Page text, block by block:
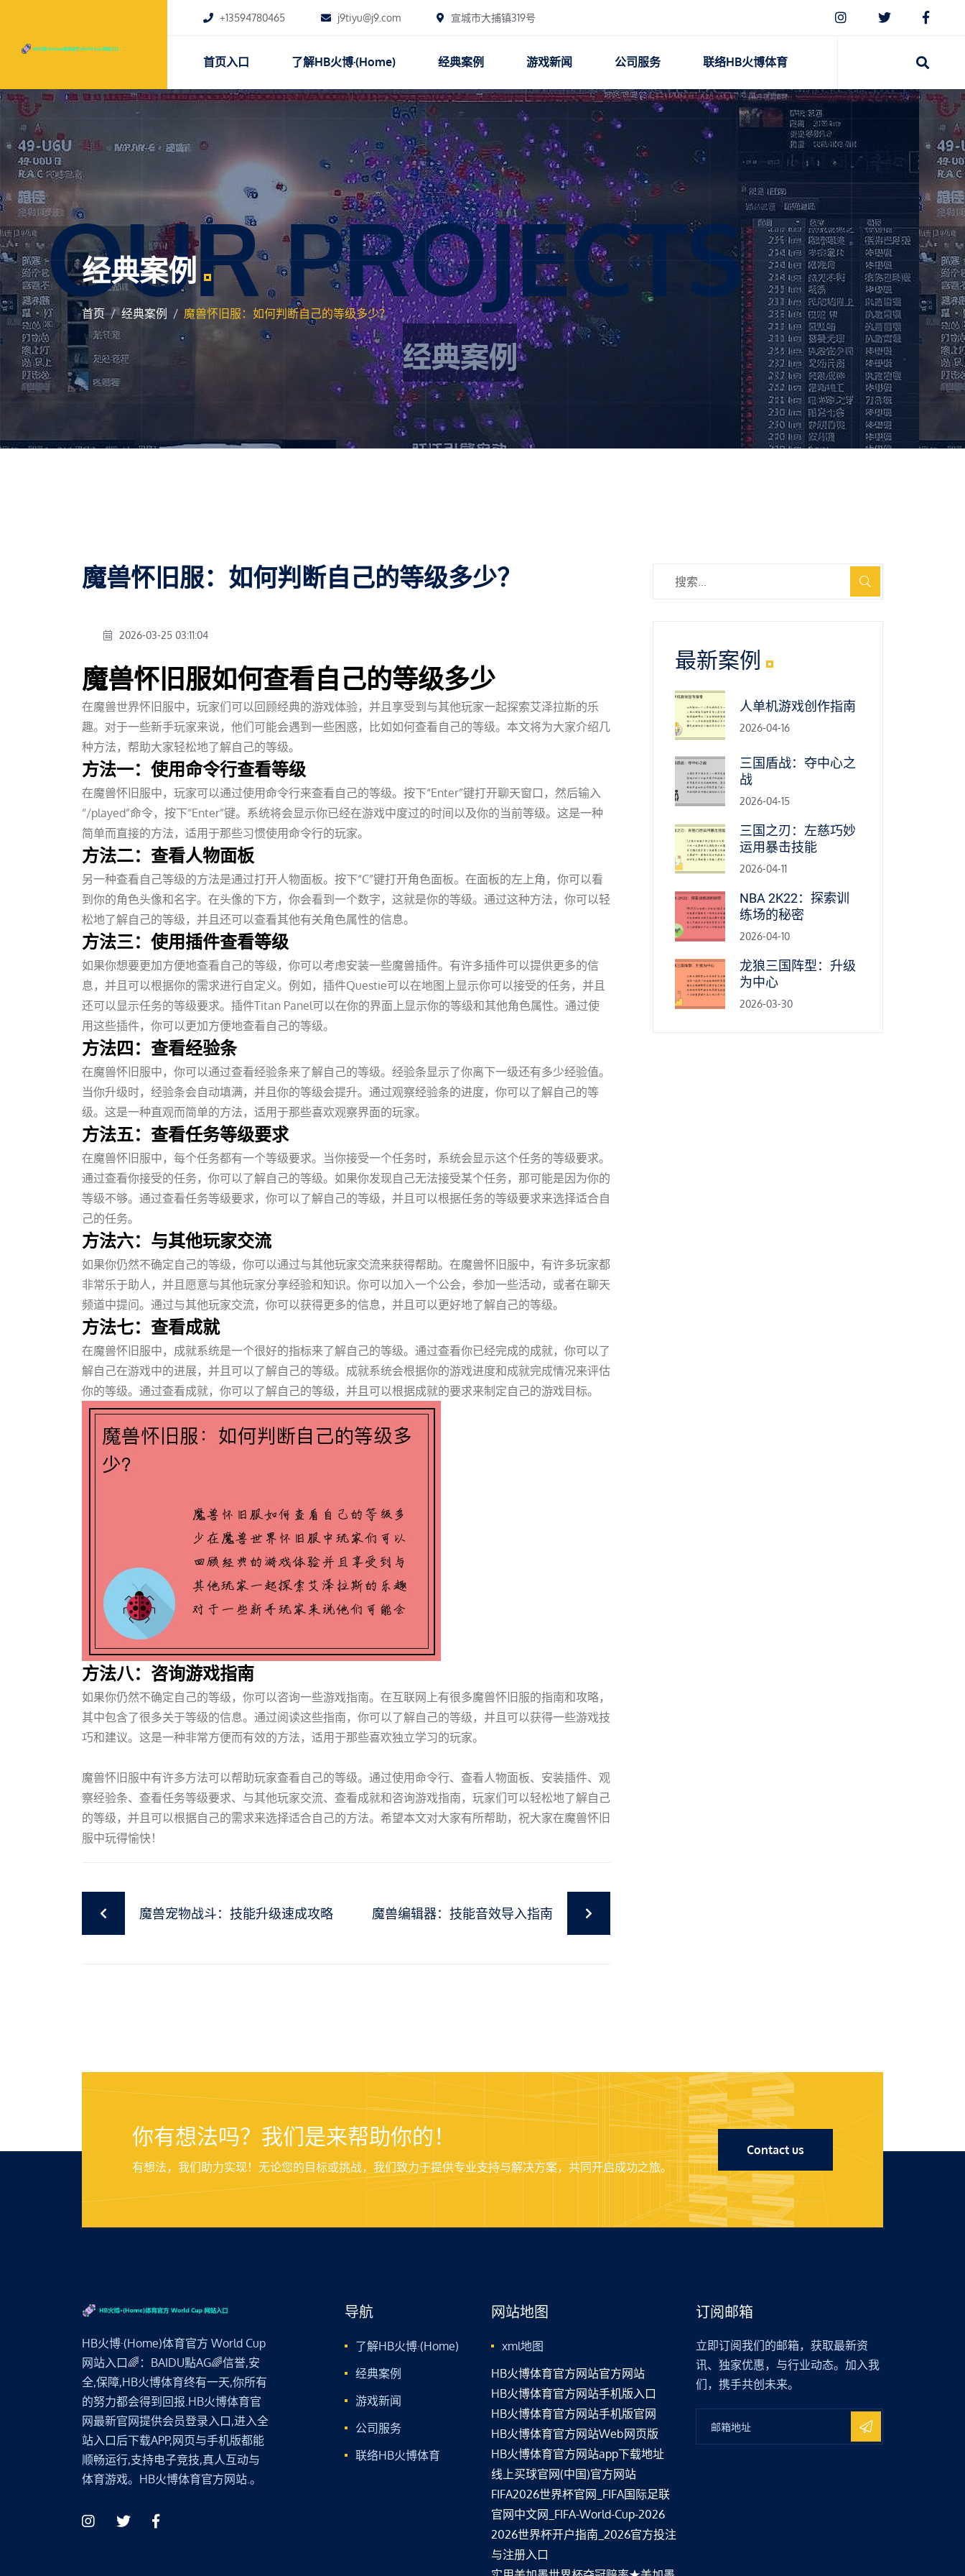
+13594780465 j9tiyu@j9.com 宣城市大捕镇319号
首页入口 了解HB火博·(Home) 经典案例 游戏新闻 公司服务 联络HB火博体育
OUR PROJECTS
经典案例
首页 经典案例 魔兽怀旧服：如何判断自己的等级多少？
魔兽怀旧服：如何判断自己的等级多少？
2026-03-25 03:11:04
魔兽怀旧服如何查看自己的等级多少
在魔兽世界怀旧服中，玩家们可以回顾经典的游戏体验，并且享受到与其他玩家一起探索艾泽拉斯的乐
趣。对于一些新手玩家来说，他们可能会遇到一些困惑，比如如何查看自己的等级。本文将为大家介绍几
种方法，帮助大家轻松地了解自己的等级。
方法一：使用命令行查看等级
在魔兽怀旧服中，玩家可以通过使用命令行来查看自己的等级。按下“Enter”键打开聊天窗口，然后输入
“/played”命令，按下“Enter”键。系统将会显示你已经在游戏中度过的时间以及你的当前等级。这是一种
简单而直接的方法，适用于那些习惯使用命令行的玩家。
方法二：查看人物面板
另一种查看自己等级的方法是通过打开人物面板。按下“C”键打开角色面板。在面板的左上角，你可以看
到你的角色头像和名字。在头像的下方，你会看到一个数字，这就是你的等级。通过这种方法，你可以轻
松地了解自己的等级，并且还可以查看其他有关角色属性的信息。
方法三：使用插件查看等级
如果你想要更加方便地查看自己的等级，你可以考虑安装一些魔兽插件。有许多插件可以提供更多的信
息，并且可以根据你的需求进行自定义。例如，插件Questie可以在地图上显示你可以接受的任务，并且
还可以显示任务的等级要求。插件Titan Panel可以在你的界面上显示你的等级和其他角色属性。通过使
用这些插件，你可以更加方便地查看自己的等级。
方法四：查看经验条
在魔兽怀旧服中，你可以通过查看经验条来了解自己的等级。经验条显示了你离下一级还有多少经验值。
当你升级时，经验条会自动填满，并且你的等级会提升。通过观察经验条的进度，你可以了解自己的等
级。这是一种直观而简单的方法，适用于那些喜欢观察界面的玩家。
方法五：查看任务等级要求
在魔兽怀旧服中，每个任务都有一个等级要求。当你接受一个任务时，系统会显示这个任务的等级要求。
通过查看你接受的任务，你可以了解自己的等级。如果你发现自己无法接受某个任务，那可能是因为你的
等级不够。通过查看任务等级要求，你可以了解自己的等级，并且可以根据任务的等级要求来选择适合自
己的任务。
方法六：与其他玩家交流
如果你仍然不确定自己的等级，你可以通过与其他玩家交流来获得帮助。在魔兽怀旧服中，有许多玩家都
非常乐于助人，并且愿意与其他玩家分享经验和知识。你可以加入一个公会，参加一些活动，或者在聊天
频道中提问。通过与其他玩家交流，你可以获得更多的信息，并且可以更好地了解自己的等级。
方法七：查看成就
在魔兽怀旧服中，成就系统是一个很好的指标来了解自己的等级。通过查看你已经完成的成就，你可以了
解自己在游戏中的进展，并且可以了解自己的等级。成就系统会根据你的游戏进度和成就完成情况来评估
你的等级。通过查看成就，你可以了解自己的等级，并且可以根据成就的要求来制定自己的游戏目标。
方法八：咨询游戏指南
如果你仍然不确定自己的等级，你可以咨询一些游戏指南。在互联网上有很多魔兽怀旧服的指南和攻略，
其中包含了很多关于等级的信息。通过阅读这些指南，你可以了解自己的等级，并且可以获得一些游戏技
巧和建议。这是一种非常方便而有效的方法，适用于那些喜欢独立学习的玩家。
魔兽怀旧服中有许多方法可以帮助玩家查看自己的等级。通过使用命令行、查看人物面板、安装插件、观
察经验条、查看任务等级要求、与其他玩家交流、查看成就和咨询游戏指南，玩家们可以轻松地了解自己
的等级，并且可以根据自己的需求来选择适合自己的方法。希望本文对大家有所帮助，祝大家在魔兽怀旧
服中玩得愉快！
魔兽宠物战斗：技能升级速成攻略 魔兽编辑器：技能音效导入指南
最新案例
人单机游戏创作指南
2026-04-16
三国盾战：夺中心之
战
2026-04-15
三国之刃：左慈巧妙
运用暴击技能
2026-04-11
NBA 2K22：探索训
练场的秘密
2026-04-10
龙狼三国阵型：升级
为中心
2026-03-30
你有想法吗？我们是来帮助你的！
有想法，我们助力实现！无论您的目标或挑战，我们致力于提供专业支持与解决方案，共同开启成功之旅。
Contact us
HB火博·(Home)体育官方 World Cup
网站入口🌈：BAIDU點AG🌈信誉,安
全,保障,HB火博体育终有一天,你所有
的努力都会得到回报.HB火博体育官
网最新官网提供会员登录入口,进入全
站入口后下载APP,网页与手机版都能
顺畅运行,支持电子竞技,真人互动与
体育游戏。HB火博体育官方网站.。
导航
了解HB火博·(Home)
经典案例
游戏新闻
公司服务
联络HB火博体育
网站地图
xml地图
HB火博体育官方网站官方网站
HB火博体育官方网站手机版入口
HB火博体育官方网站手机版官网
HB火博体育官方网站Web网页版
HB火博体育官方网站app下载地址
线上买球官网(中国)官方网站
FIFA2026世界杯官网_FIFA国际足联
官网中文网_FIFA-World-Cup-2026
2026世界杯开户指南_2026官方投注
与注册入口
订阅邮箱
立即订阅我们的邮箱，获取最新资
讯、独家优惠，与行业动态。加入我
们，携手共创未来。